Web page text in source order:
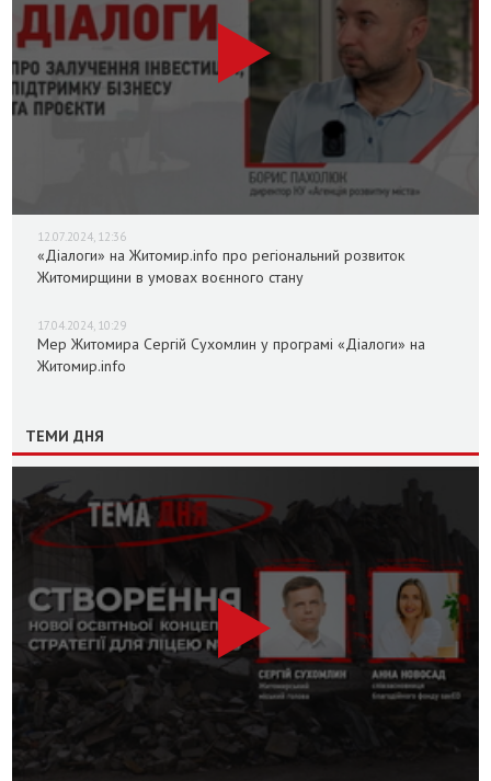
12.07.2024, 12:36
«Діалоги» на Житомир.info про регіональний розвиток
Житомирщини в умовах воєнного стану
17.04.2024, 10:29
Мер Житомира Сергій Сухомлин у програмі «Діалоги» на
Житомир.info
ТЕМИ ДНЯ